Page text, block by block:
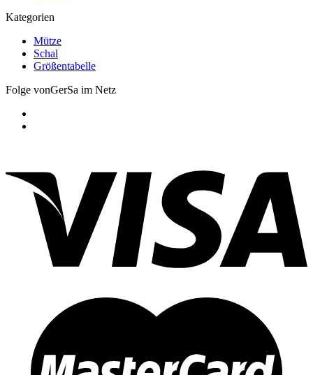
Kategorien
Mütze
Schal
Größentabelle
Folge vonGerSa im Netz